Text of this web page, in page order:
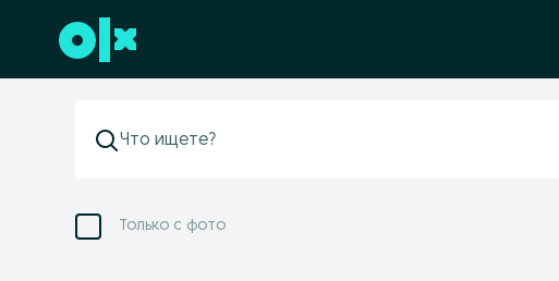
Перейти к нижнему колонтитулу
Только с фото